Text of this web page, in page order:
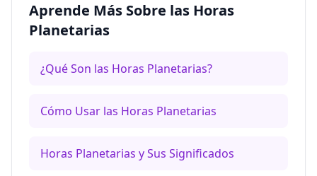
Aprende Más Sobre las Horas
Planetarias
¿Qué Son las Horas Planetarias?
Cómo Usar las Horas Planetarias
Horas Planetarias y Sus Significados